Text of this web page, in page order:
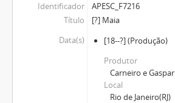
Identificador
APESC_F7216
Título
[?] Maia
Data(s)
[18--?](Produção)
Produtor
Carneiro e Gaspar
Local
Rio de Janeiro(RJ)